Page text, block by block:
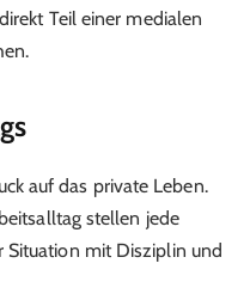
Teil einer medialen
auf das private Leben.
stellen jede
Situation mit Disziplin und